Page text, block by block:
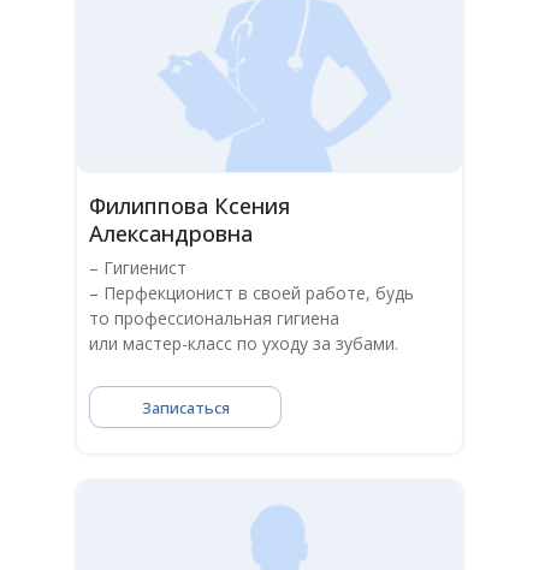
Филиппова Ксения
Александровна
– Гигиенист
– Перфекционист в своей работе, будь
то профессиональная гигиена
или мастер-класс по уходу за зубами.
Записаться